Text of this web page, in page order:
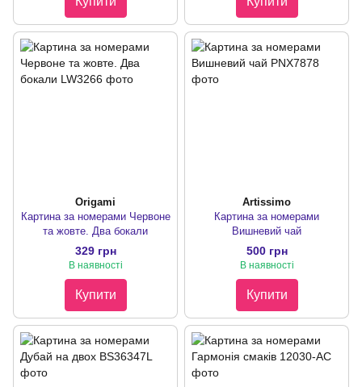
Origami
Картина за номерами Червоне
та жовте. Два бокали
329 грн
В наявності
Купити
Artissimo
Картина за номерами
Вишневий чай
500 грн
В наявності
Купити